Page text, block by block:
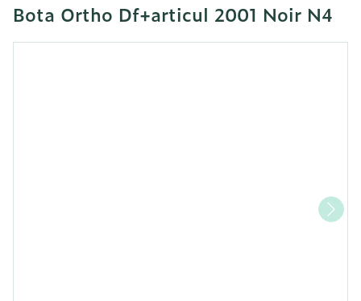
Bota Ortho Df+articul 2001 Noir N4